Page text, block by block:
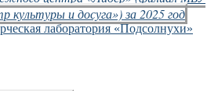
культуры и досуга») за 2025 год
лаборатория «Подсолнухи»